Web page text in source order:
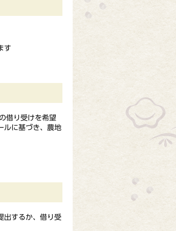
す
借り受けを希望
ルに基づき、農地
出するか、借り受